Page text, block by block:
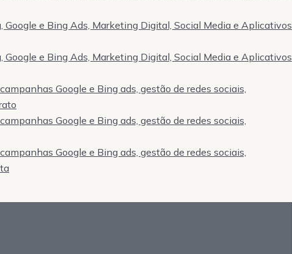
e Bing Ads, Marketing Digital, Social Media e Aplicativos
e Bing Ads, Marketing Digital, Social Media e Aplicativos
Google e Bing ads, gestão de redes sociais,
Google e Bing ads, gestão de redes sociais,
Google e Bing ads, gestão de redes sociais,